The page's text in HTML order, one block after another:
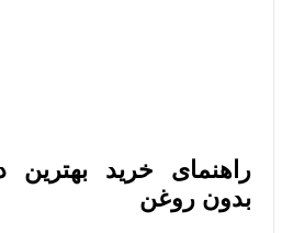
راهنمای خرید
بدون روغن